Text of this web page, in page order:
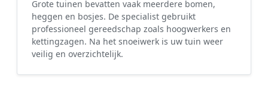
Grote tuinen bevatten vaak meerdere bomen,
heggen en bosjes. De specialist gebruikt
professioneel gereedschap zoals hoogwerkers en
kettingzagen. Na het snoeiwerk is uw tuin weer
veilig en overzichtelijk.